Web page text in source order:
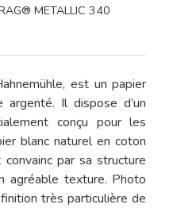
METALLIC 340
est un papier
argenté. Il dispose d’un
conçu pour les
blanc naturel en coton
par sa structure
agréable texture. Photo
très particulière de